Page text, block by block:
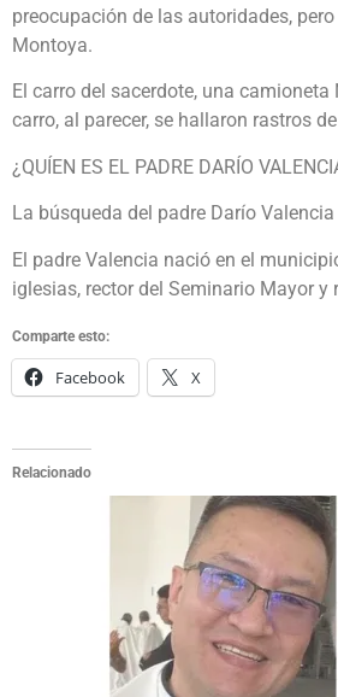
preocupación de las autoridades,
Montoya.
El carro del sacerdote, una
carro, al parecer, se hallaron rastros
¿QUÍEN ES EL PADRE DARÍO
La búsqueda del padre Darío
El padre Valencia nació en el
iglesias, rector del Seminario Mayor y
Comparte esto:
Facebook X
Relacionado